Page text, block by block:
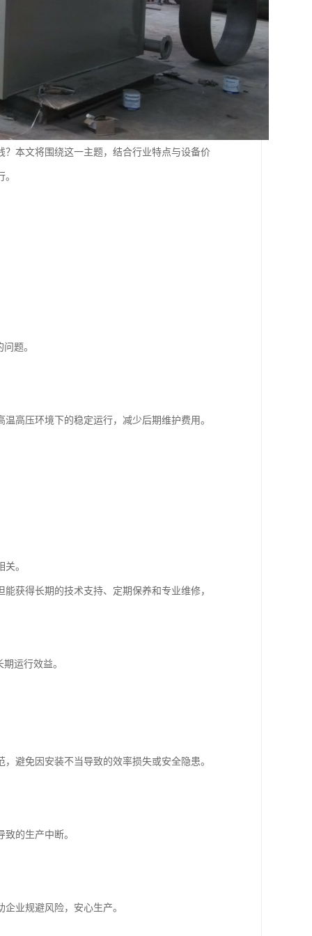
本文将围绕这一主题，结合行业特点与设备价
题。
高压环境下的稳定运行，减少后期维护费用。
。
获得长期的技术支持、定期保养和专业维修，
运行效益。
避免因安装不当导致的效率损失或安全隐患。
的生产中断。
业规避风险，安心生产。